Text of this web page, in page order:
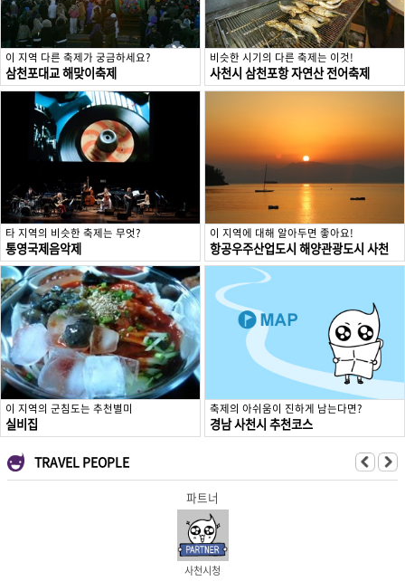
이 지역 다른 축제가 궁금하세요?
삼천포대교 해맞이축제
비슷한 시기의 다른 축제는 이것!
사천시 삼천포항 자연산 전어축제
타 지역의 비슷한 축제는 무엇?
통영국제음악제
이 지역에 대해 알아두면 좋아요!
항공우주산업도시 해양관광도시 사천
이 지역의 군침도는 추천별미
실비집
축제의 아쉬움이 진하게 남는다면?
경남 사천시 추천코스
TRAVEL PEOPLE
파트너
사천시청